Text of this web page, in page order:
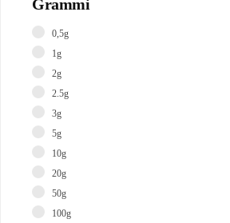
Grammi
0,5g
1g
2g
2.5g
3g
5g
10g
20g
50g
100g